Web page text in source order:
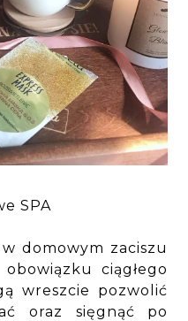
SPA
domowym zaciszu
ciągłego
wreszcie pozwolić
oraz sięgnąć po